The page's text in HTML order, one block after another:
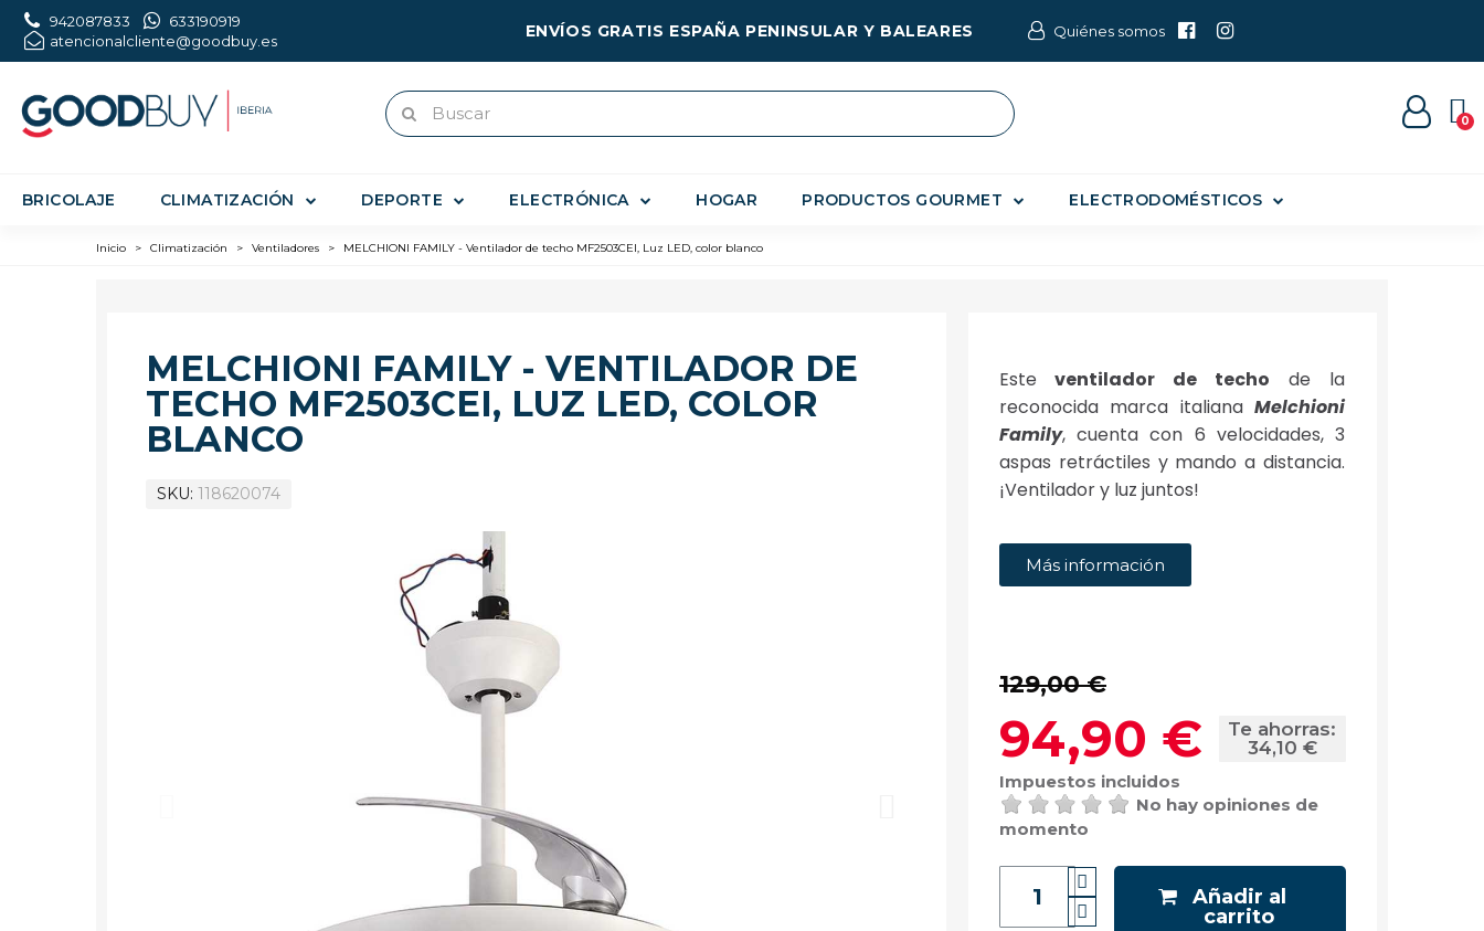
942087833
633190919
atencionalcliente@goodbuy.es
ENVÍOS GRATIS ESPAÑA PENINSULAR Y BALEARES Quiénes somos
BRICOLAJE CLIMATIZACIÓN DEPORTE ELECTRÓNICA HOGAR PRODUCTOS GOURMET ELECTRODOMÉSTICOS
Inicio > Climatización > Ventiladores > MELCHIONI FAMILY - Ventilador de techo MF2503CEI, Luz LED, color blanco
MELCHIONI FAMILY - VENTILADOR DE
TECHO MF2503CEI, LUZ LED, COLOR
BLANCO
SKU 118620074
Este ventilador de techo de la
reconocida marca italiana Melchioni
Family, cuenta con 6 velocidades, 3
aspas retráctiles y mando a distancia.
¡Ventilador y luz juntos!
Más información
129,00 €
94,90 €
Te ahorras:
34,10 €
Impuestos incluidos
No hay opiniones de
momento
Añadir al
carrito